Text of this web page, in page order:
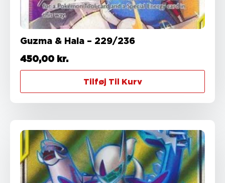
Guzma & Hala – 229/236
450,00 kr.
Tilføj Til Kurv